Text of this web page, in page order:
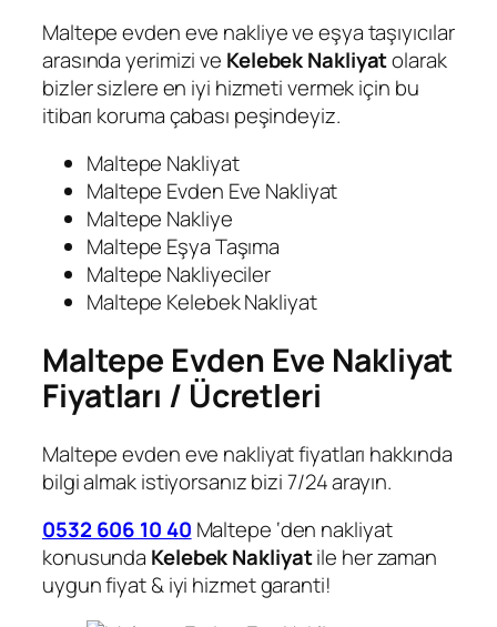
Maltepe evden eve nakliye ve eşya taşıyıcılar
arasında yerimizi ve Kelebek Nakliyatolarak
bizler sizlere en iyi hizmeti vermek için bu
itibarı koruma çabası peşindeyiz.
Maltepe Nakliyat
Maltepe Evden Eve Nakliyat
Maltepe Nakliye
Maltepe Eşya Taşıma
Maltepe Nakliyeciler
Maltepe Kelebek Nakliyat
Maltepe Evden Eve Nakliyat
Fiyatları / Ücretleri
Maltepe evden eve nakliyat fiyatları hakkında
bilgi almak istiyorsanız bizi 7/24 arayın.
0532 606 10 40 Maltepe ‘den nakliyat
konusunda Kelebek Nakliyatile her zaman
uygun fiyat & iyi hizmetgaranti!